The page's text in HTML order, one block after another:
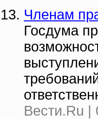
Членам
Госдума
Вести.Ru |